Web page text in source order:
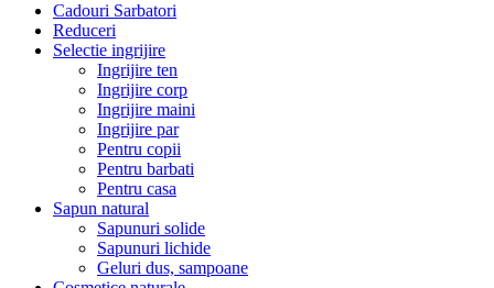
Cadouri Sarbatori
Reduceri
Selectie ingrijire
Ingrijire ten
Ingrijire corp
Ingrijire maini
Ingrijire par
Pentru copii
Pentru barbati
Pentru casa
Sapun natural
Sapunuri solide
Sapunuri lichide
Geluri dus, sampoane